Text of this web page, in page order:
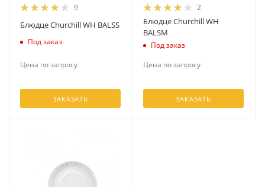
9
Блюдце Churchill WH BALSS
Под заказ
Цена по запросу
ЗАКАЗАТЬ
2
Блюдце Churchill WH
BALSM
Под заказ
Цена по запросу
ЗАКАЗАТЬ